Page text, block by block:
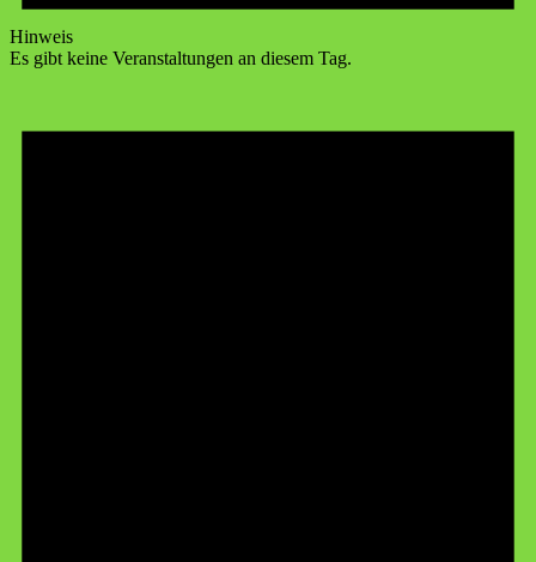
Hinweis
Es gibt keine Veranstaltungen an diesem Tag.